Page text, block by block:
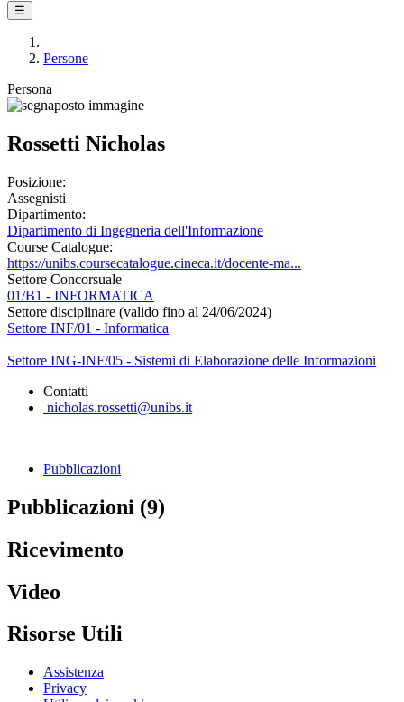
☰
Persone
Persona
Rossetti Nicholas
Posizione:
Assegnisti
Dipartimento:
Dipartimento di Ingegneria dell'Informazione
Course Catalogue:
https://unibs.coursecatalogue.cineca.it/docente-ma...
Settore Concorsuale
01/B1 - INFORMATICA
Settore disciplinare (valido fino al 24/06/2024)
Settore INF/01 - Informatica
Settore ING-INF/05 - Sistemi di Elaborazione delle Informazioni
Contatti
nicholas.rossetti@unibs.it
Pubblicazioni
Pubblicazioni (9)
Ricevimento
Video
Risorse Utili
Assistenza
Privacy